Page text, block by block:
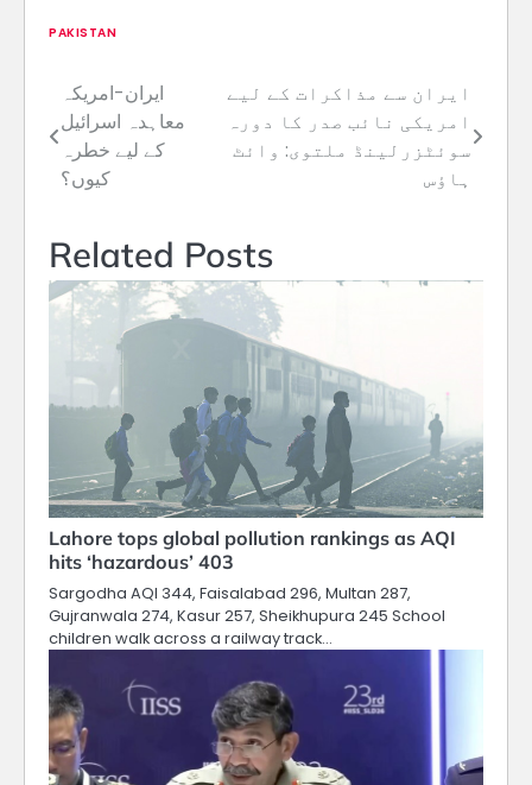
PAKISTAN
Post
navigation
ایران-امریکہ
معاہدہ اسرائیل
کے لیے خطرہ
کیوں؟
ایران سے مذاکرات کے لیے
امریکی نائب صدر کا دورہ
سوئٹزرلینڈ ملتوی: وائٹ
ہاؤس
Related Posts
Lahore tops global pollution rankings as AQI
hits ‘hazardous’ 403
Sargodha AQI 344, Faisalabad 296, Multan 287,
Gujranwala 274, Kasur 257, Sheikhupura 245 School
children walk across a railway track…